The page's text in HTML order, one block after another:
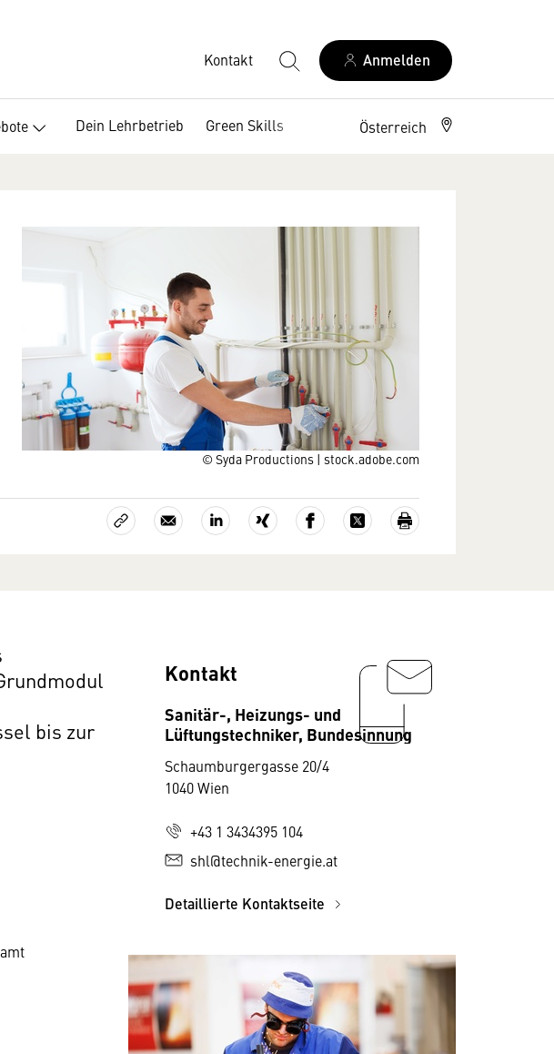
Kontakt Anmelden
Dein Lehrbetrieb Green Skills WettbewerbeÖsterreich
© Syda Productions | stock.adobe.com
bis zur
Kontakt
Sanitär-, Heizungs- und
Lüftungstechniker, Bundesinnung
Schaumburgergasse 20/4
1040 Wien
+43 1 3434395 104
shl@technik-energie.at
Detaillierte Kontaktseite